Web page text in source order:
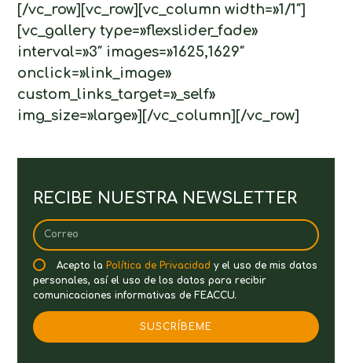
[/vc_row][vc_row][vc_column width=»1/1″]
[vc_gallery type=»flexslider_fade»
interval=»3″ images=»1625,1629″
onclick=»link_image»
custom_links_target=»_self»
img_size=»large»][/vc_column][/vc_row]
RECIBE NUESTRA NEWSLETTER
Acepto la Política de Privacidad y el uso de mis datos
personales, así el uso de los datos para recibir
comunicaciones informativas de FEACCU.
SUSCRÍBEME